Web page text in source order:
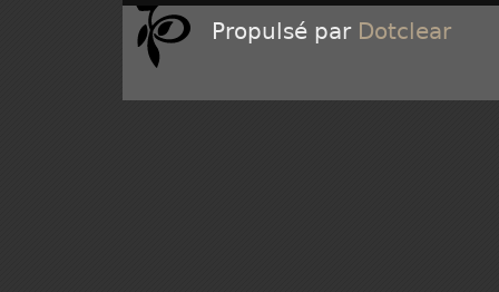
Propulsé par Dotclear